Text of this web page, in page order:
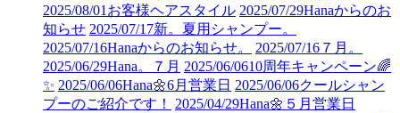
2025/08/01 お客様ヘアスタイル 2025/07/29Hanaからのお
知らせ 2025/07/17新。夏用シャンプー。
2025/07/16Hanaからのお知らせ。 2025/07/16 ７月。
2025/06/29Hana。７月 2025/06/0610周年キャンペーン🌈
✨ 2025/06/06Hana🌼6月営業日 2025/06/06クールシャン
プーのご紹介です！
2025/04/29Hana🌼５月営業日